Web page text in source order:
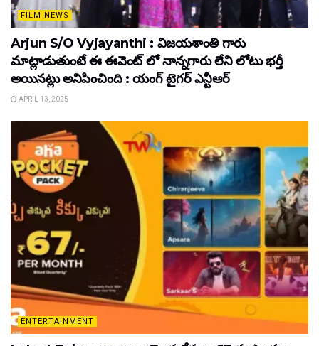
FILM NEWS
Arjun S/O Vyjayanthi : విజయశాంతి గారు
మాట్లాడుతుంటే ఈ ఈవెంట్ లో నాన్నగారు లేని లోటు భర్తీ
అయినట్లు అనిపించింది : యంగ్ టైగర్ ఎన్టీఆర్
APRIL 13, 2025
ENTERTAINMENT